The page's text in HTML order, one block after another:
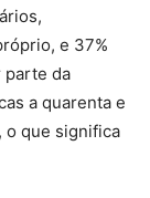
e 37%
parte da
a quarenta e
o que significa